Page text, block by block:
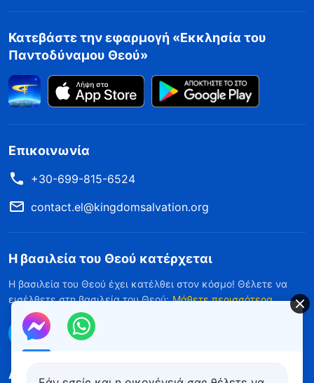
Κατεβάστε την εφαρμογή «Εκκλησία του
Παντοδύναμου Θεού»
Επικοινωνία
+30-699-815-6524
contact.el@kingdomsalvation.org
Η βασιλεία του Θεού κατέρχεται
Η βασιλεία του Θεού έχει κατέλθει στον κόσμο! Θέλετε να
εισέλθετε στη βασιλεία του Θεού; Μάθετε περισσότερα
Επικοινωνήστε μαζί μας μέσω Messenger
Ακολουθήστε μας